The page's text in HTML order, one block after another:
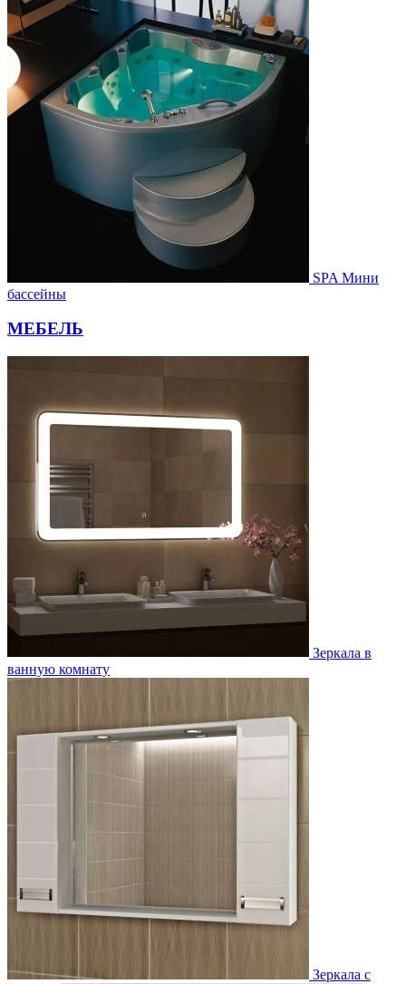
SPA Мини
бассейны
МЕБЕЛЬ
Зеркала в
ванную комнату
Зеркала с